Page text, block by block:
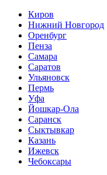
Киров
Нижний Новгород
Оренбург
Пенза
Самара
Саратов
Ульяновск
Пермь
Уфа
Йошкар-Ола
Саранск
Сыктывкар
Казань
Ижевск
Чебоксары